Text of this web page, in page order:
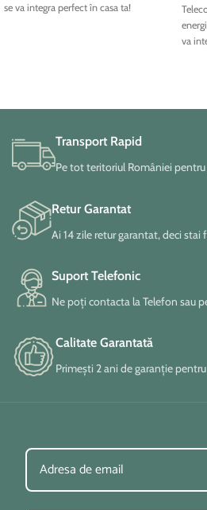
se va integra perfect în casa ta!
va
Transport Rapid
Pe tot teritoriul României
Retur Garantat
Ai 14 zile retur garantat, deci stai
Suport Telefonic
Ne poți contacta la Telefon sau
Calitate Garantată
Primești 2 ani de garanție